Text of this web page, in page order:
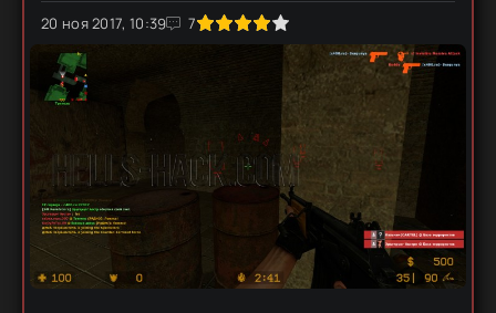
20 ноя 2017, 10:39 7
1 2 3 4 5